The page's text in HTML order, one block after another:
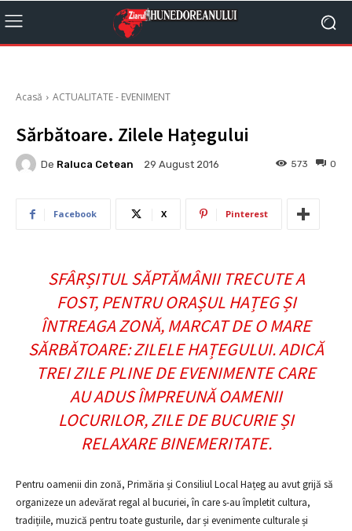
Acasă ACTUALITATE - EVENIMENT
Sărbătoare. Zilele Hațegului
De Raluca Cetean 29 August 2016 0
573
Facebook X Pinterest
SFÂRȘITUL SĂPTĂMÂNII TRECUTE A
FOST, PENTRU ORAȘUL HAȚEG ȘI
ÎNTREAGA ZONĂ, MARCAT DE O MARE
SĂRBĂTOARE: ZILELE HAȚEGULUI. ADICĂ
TREI ZILE PLINE DE EVENIMENTE CARE
AU ADUS ÎMPREUNĂ OAMENII
LOCURILOR, ZILE DE BUCURIE ȘI
RELAXARE BINEMERITATE.
Pentru oamenii din zonă, Primăria și Consiliul Local Hațeg au avut grijă să
organizeze un adevărat regal al bucuriei, în care s-au împletit cultura,
tradițiile, muzică pentru toate gusturile, dar și evenimente culturale și